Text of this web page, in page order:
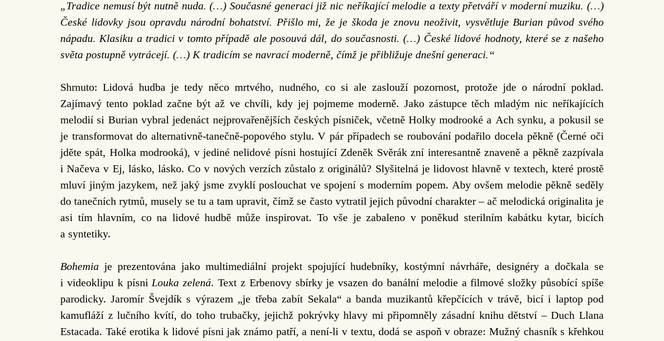
„Tradice nemusí být nutně nuda. (…) Současné generaci již nic neříkající melodie a texty přetváří v moderní muziku. (…)
České lidovky jsou opravdu národní bohatství. Přišlo mi, že je škoda je znovu neoživit, vysvětluje Burian původ svého
nápadu. Klasiku a tradici v tomto případě ale posouvá dál, do současnosti. (…) České lidové hodnoty, které se z našeho
světa postupně vytrácejí. (…) K tradicím se navrací moderně, čímž je přibližuje dnešní generaci.“
Shrnuto: Lidová hudba je tedy něco mrtvého, nudného, co si ale zaslouží pozornost, protože jde o národní poklad.
Zajímavý tento poklad začne být až ve chvíli, kdy jej pojmeme moderně. Jako zástupce těch mladým nic neříkajících
melodií si Burian vybral jedenáct nejprovařenějších českých písniček, včetně Holky modrooké a Ach synku, a pokusil se
je transformovat do alternativně-tanečně-popového stylu. V pár případech se roubování podařilo docela pěkně (Černé oči
jděte spát, Holka modrooká), v jediné nelidové písni hostující Zdeněk Svěrák zní interesantně znaveně a pěkně zazpívala
i Načeva v Ej, lásko, lásko. Co v nových verzích zůstalo z originálů? Slyšitelná je lidovost hlavně v textech, které prostě
mluví jiným jazykem, než jaký jsme zvyklí poslouchat ve spojení s moderním popem. Aby ovšem melodie pěkně seděly
do tanečních rytmů, musely se tu a tam upravit, čímž se často vytratil jejich původní charakter – ač melodická originalita je
asi tím hlavním, co na lidové hudbě může inspirovat. To vše je zabaleno v poněkud sterilním kabátku kytar, bicích
a syntetiky.
Bohemia je prezentována jako multimediální projekt spojující hudebníky, kostýmní návrháře, designéry a dočkala se
i videoklipu k písniLouka zelená. Text z Erbenovy sbírky je vsazen do banální melodie a filmové složky působící spíše
parodicky. Jaromír Švejdík s výrazem „je třeba zabít Sekala“ a banda muzikantů křepčících v trávě, bicí i laptop pod
kamufláží z lučního kvítí, do toho trubačky, jejichž pokrývky hlavy mi připomněly zásadní knihu dětství – Duch Llana
Estacada. Také erotika k lidové písni jak známo patří, a není-li v textu, dodá se aspoň v obraze: Mužný chasník s křehkou